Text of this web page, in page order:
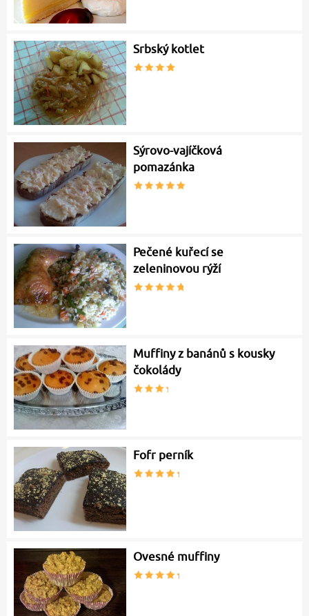
Srbský kotlet
Sýrovo-vajíčková
pomazánka
Pečené kuřecí se
zeleninovou rýží
Muffiny z banánů s kousky
čokolády
Fofr perník
Ovesné muffiny